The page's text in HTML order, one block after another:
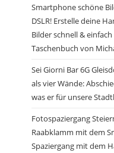
Smartphone schöne
DSLR! Erstelle deine
Bilder schnell &
Taschenbuch von
Sei Giorni Bar 6G
als vier Wände:
was er für unsere
Fotospaziergang
Raabklamm mit dem
Spaziergang mit dem